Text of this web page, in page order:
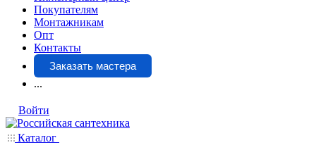
Покупателям
Монтажникам
Опт
Контакты
Заказать мастера
...
Войти
Каталог